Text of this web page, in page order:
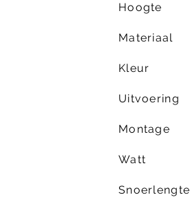
Hoogte
Materiaal
Kleur
Uitvoering
Montage
Watt
Snoerlengte